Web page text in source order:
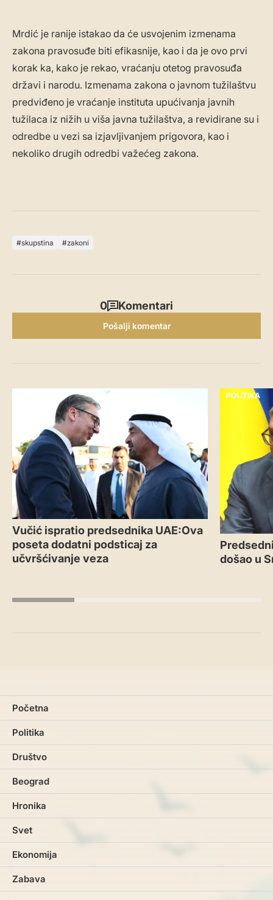
Mrdić je ranije istakao da će usvojenim izmenama
zakona pravosuđe biti efikasnije, kao i da je ovo prvi
korak ka, kako je rekao, vraćanju otetog pravosuđa
državi i narodu. Izmenama zakona o javnom tužilaštvu
predviđeno je vraćanje instituta upućivanja javnih
tužilaca iz nižih u viša javna tužilaštva, a revidirane su i
odredbe u vezi sa izjavljivanjem prigovora, kao i
nekoliko drugih odredbi važećeg zakona.
skupstina zakoni
0 Komentari
Pošalji komentar
Vučić ispratio predsednika UAE:Ova
poseta dodatni podsticaj za
učvršćivanje veza
POLITIKA
došao u
Početna
Politika
Društvo
Beograd
Hronika
Svet
Ekonomija
Zabava